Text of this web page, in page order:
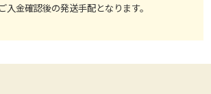
入金確認後の発送手配となります。